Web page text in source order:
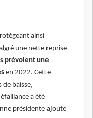
ainsi
une nette reprise
prévoient une
en 2022. Cette
de baisse,
a été
présidente ajoute